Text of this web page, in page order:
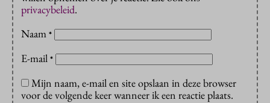
privacybeleid.
Naam *
E-mail *
Mijn naam, e-mail en site opslaan in deze browser
voor de volgende keer wanneer ik een reactie plaats.